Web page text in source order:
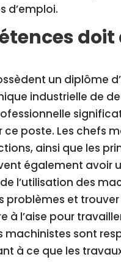
d’emploi.
un diplôme
industrielle de
poste. Les chefs
ainsi que les
également
l’utilisation des
problèmes et
à l’aise pour
machinistes sont
à ce que les